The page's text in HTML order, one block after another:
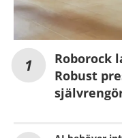
Roborock
Robust